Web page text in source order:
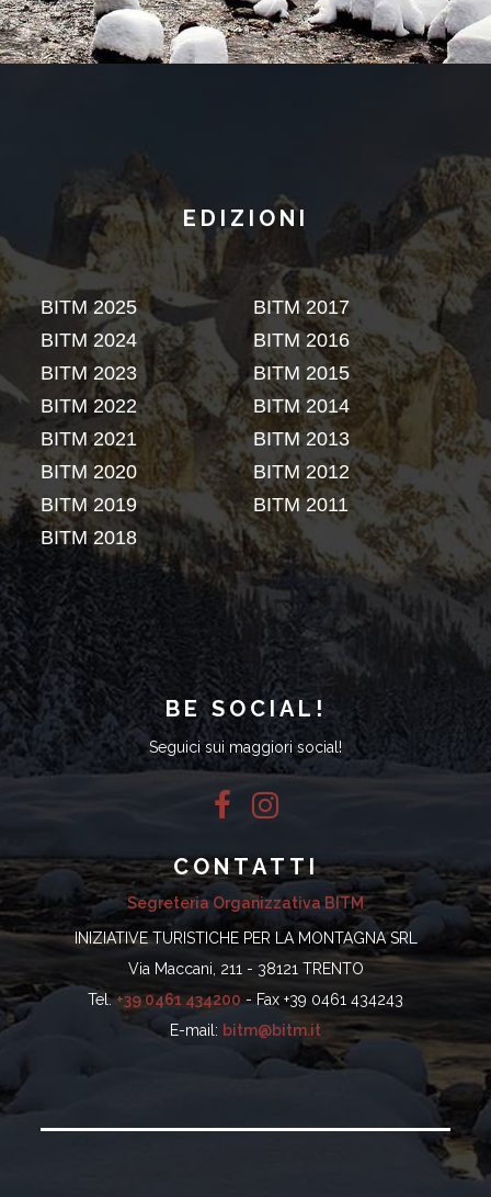
EDIZIONI
BE SOCIAL!
Seguici sui maggiori social!
CONTATTI
Segreteria Organizzativa BITM
INIZIATIVE TURISTICHE PER LA MONTAGNA SRL
Via Maccani, 211 - 38121 TRENTO
Tel.+39 0461 434200 - Fax +39 0461 434243
E-mail: bitm@bitm.it